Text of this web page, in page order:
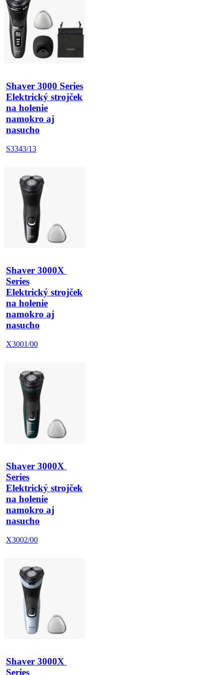
Shaver 3000 Series
Elektrický strojček
na holenie
namokro aj
nasucho
S3343/13
Shaver 3000X
Series
Elektrický strojček
na holenie
namokro aj
nasucho
X3001/00
Shaver 3000X
Series
Elektrický strojček
na holenie
namokro aj
nasucho
X3002/00
Shaver 3000X
Series